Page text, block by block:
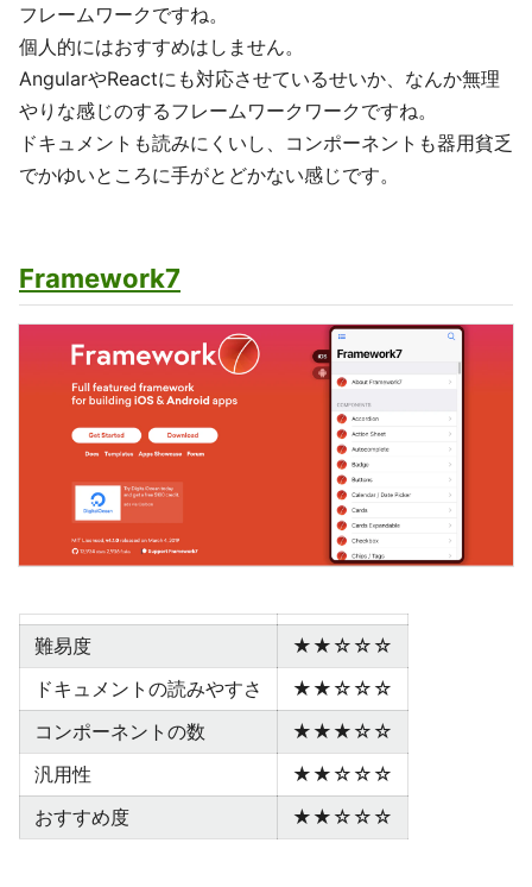
フレームワークですね。
個人的にはおすすめはしません。
AngularやReactにも対応させているせいか、なんか無理
やりな感じのするフレームワークワークですね。
ドキュメントも読みにくいし、コンポーネントも器用貧乏
でかゆいところに手がとどかない感じです。
Framework7
難易度
★★☆☆☆
ドキュメントの読みやすさ
★★☆☆☆
コンポーネントの数
★★★☆☆
汎用性
★★☆☆☆
おすすめ度
★★☆☆☆